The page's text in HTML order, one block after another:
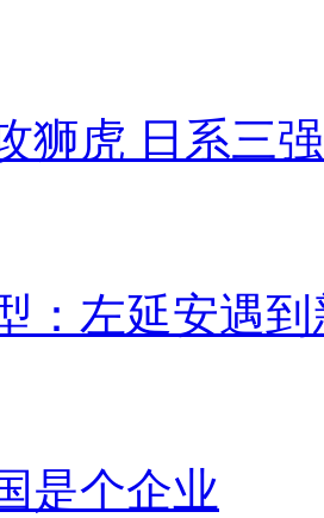
狮虎 日系三
：左延安遇
是个企业